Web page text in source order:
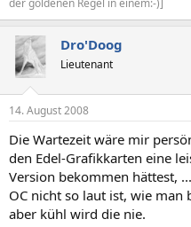
der goldenen Regel in einem:-)]
Dro'Doog
Lieutenant
14. August 2008
Die Wartezeit wäre mir
den Edel-Grafikkarten eine
Version bekommen hättest,
OC nicht so laut ist, wie man
aber kühl wird die nie.